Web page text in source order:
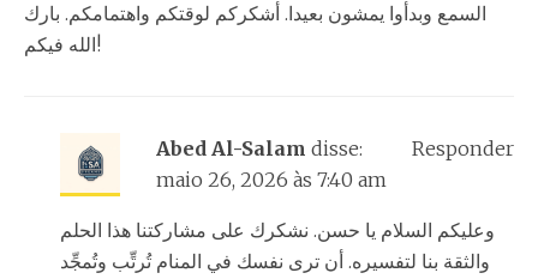
السمع وبدأوا يمشون بعيدا. أشكركم لوقتكم واهتمامكم. بارك
الله فيكم!
Abed Al-Salam disse:
maio 26, 2026 às 7:40 am
وعليكم السلام يا حسن. نشكرك على مشاركتنا هذا الحلم
والثقة بنا لتفسيره. أن ترى نفسك في المنام تُرتِّب وتُمجِّد
Responder